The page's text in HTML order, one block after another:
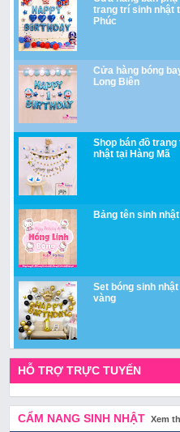
trang trí sinh nhật
Phúc
Cửa hàng bóng
Long Biên
Shop bán đồ trang
nhật tại Hàng Mã
Bảng tên sinh
Set bóng sinh
vàng
HỖ TRỢ TRỰC TUYẾN
CẨM NANG SINH NHẬT Xem